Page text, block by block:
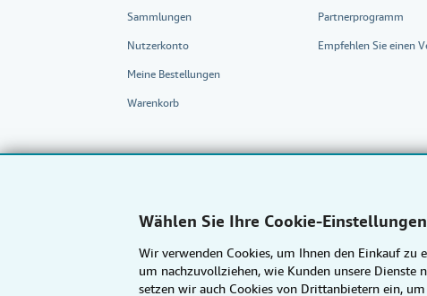
Wählen Sie Ihre Cookie-Einstellungen
Wir verwenden Cookies, um Ihnen den Einkauf zu
um nachzuvollziehen, wie Kunden unsere Dienste
setzen wir auch Cookies von Drittanbietern ein,
Sammlungen
Nutzerkonto
Meine Bestellungen
Warenkorb
Partnerprogramm
Empfehlen Sie einen